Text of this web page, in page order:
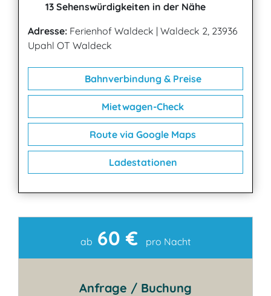
13 Sehenswürdigkeiten in der Nähe
Adresse: Ferienhof Waldeck | Waldeck 2, 23936
Upahl OT Waldeck
Bahnverbindung & Preise
Mietwagen-Check
Route via Google Maps
Ladestationen
Kontakt
ab 60 € pro Nacht
Anfrage / Buchung